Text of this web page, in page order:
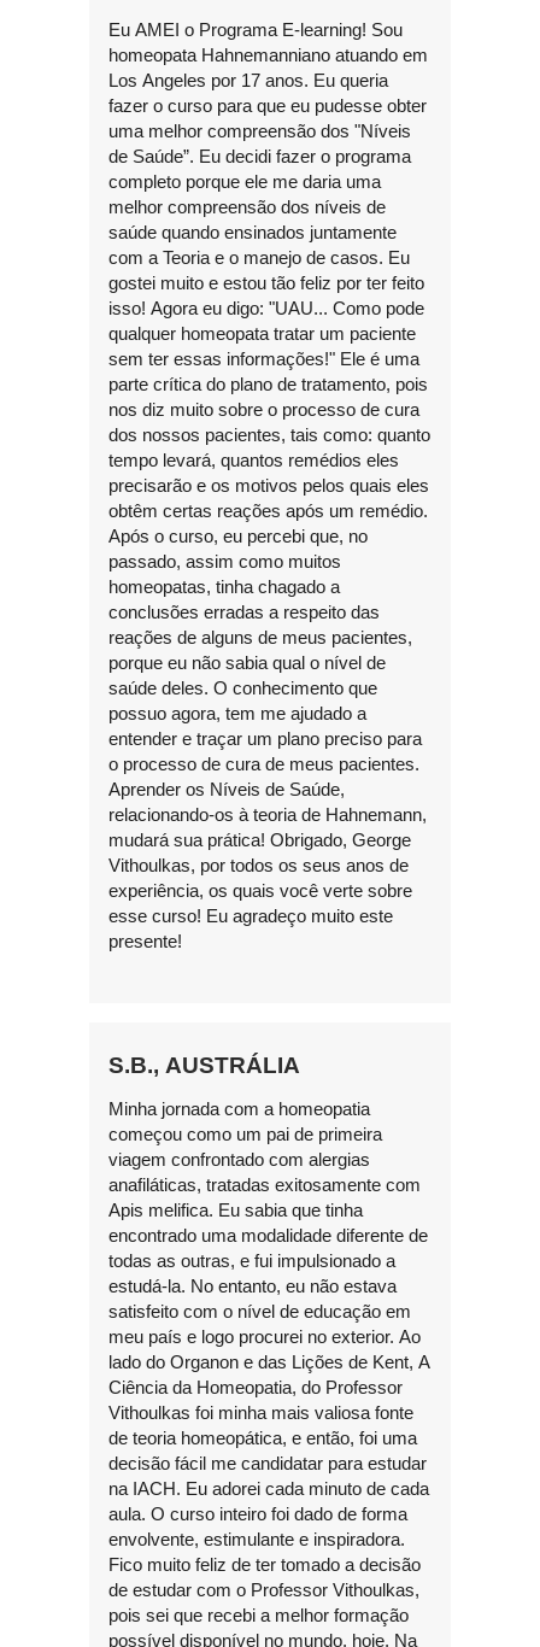
Eu AMEI o Programa E-learning! Sou
homeopata Hahnemanniano atuando em
Los Angeles por 17 anos. Eu queria
fazer o curso para que eu pudesse obter
uma melhor compreensão dos "Níveis
de Saúde”. Eu decidi fazer o programa
completo porque ele me daria uma
melhor compreensão dos níveis de
saúde quando ensinados juntamente
com a Teoria e o manejo de casos. Eu
gostei muito e estou tão feliz por ter feito
isso! Agora eu digo: "UAU... Como pode
qualquer homeopata tratar um paciente
sem ter essas informações!" Ele é uma
parte crítica do plano de tratamento, pois
nos diz muito sobre o processo de cura
dos nossos pacientes, tais como: quanto
tempo levará, quantos remédios eles
precisarão e os motivos pelos quais eles
obtêm certas reações após um remédio.
Após o curso, eu percebi que, no
passado, assim como muitos
homeopatas, tinha chagado a
conclusões erradas a respeito das
reações de alguns de meus pacientes,
porque eu não sabia qual o nível de
saúde deles. O conhecimento que
possuo agora, tem me ajudado a
entender e traçar um plano preciso para
o processo de cura de meus pacientes.
Aprender os Níveis de Saúde,
relacionando-os à teoria de Hahnemann,
mudará sua prática! Obrigado, George
Vithoulkas, por todos os seus anos de
experiência, os quais você verte sobre
esse curso! Eu agradeço muito este
presente!
S.B., AUSTRÁLIA
Minha jornada com a homeopatia
começou como um pai de primeira
viagem confrontado com alergias
anafiláticas, tratadas exitosamente com
Apis melifica. Eu sabia que tinha
encontrado uma modalidade diferente de
todas as outras, e fui impulsionado a
estudá-la. No entanto, eu não estava
satisfeito com o nível de educação em
meu país e logo procurei no exterior. Ao
lado do Organon e das Lições de Kent, A
Ciência da Homeopatia, do Professor
Vithoulkas foi minha mais valiosa fonte
de teoria homeopática, e então, foi uma
decisão fácil me candidatar para estudar
na IACH. Eu adorei cada minuto de cada
aula. O curso inteiro foi dado de forma
envolvente, estimulante e inspiradora.
Fico muito feliz de ter tomado a decisão
de estudar com o Professor Vithoulkas,
pois sei que recebi a melhor formação
possível disponível no mundo, hoje. Na